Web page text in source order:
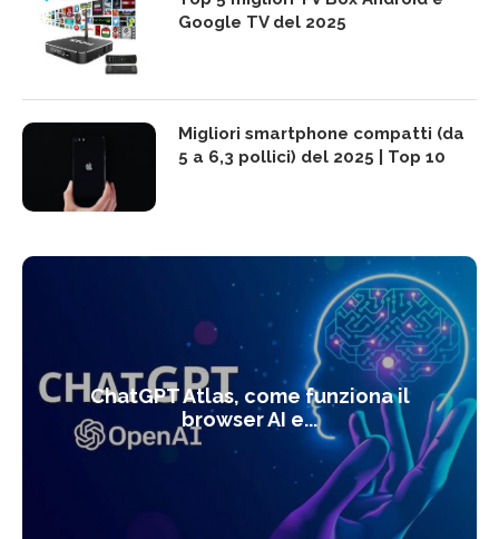
Google TV del 2025
Migliori smartphone compatti (da
5 a 6,3 pollici) del 2025 | Top 10
ChatGPT Atlas, come funziona il
browser AI e...